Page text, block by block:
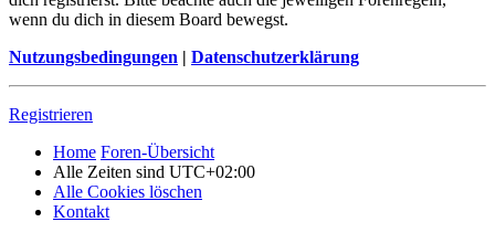
wenn du dich in diesem Board bewegst.
Nutzungsbedingungen | Datenschutzerklärung
Registrieren
Home Foren-Übersicht
Alle Zeiten sind UTC+02:00
Alle Cookies löschen
Kontakt